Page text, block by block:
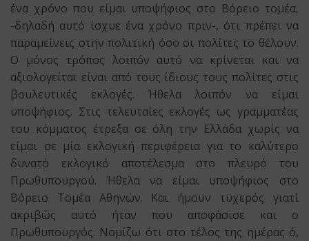
ένα χρόνο που είμαι υποψήφιος στο Βόρειο τομέα,
-δηλαδή αυτό ίσχυε ένα χρόνο πριν-, ότι πρέπει να
παραμείνεις στην πολιτική όσο οι πολίτες το θέλουν.
Ο μόνος τρόπος λοιπόν αυτό να κρίνεται και να
αξιολογείται είναι από τους ίδιους τους πολίτες στις
βουλευτικές εκλογές. Ήθελα λοιπόν να είμαι
υποψήφιος. Στις τελευταίες εκλογές ως γραμματέας
του κόμματος έτρεξα σε όλη την Ελλάδα χωρίς να
είμαι σε μία εκλογική περιφέρεια για το καλύτερο
δυνατό εκλογικό αποτέλεσμα στο πλευρό του
Πρωθυπουργού. Ήθελα να είμαι υποψήφιος στο
Βόρειο Τομέα Αθηνών. Και ήμουν τυχερός γιατί
ακριβώς αυτό ήταν που αποφάσισε και ο
Πρωθυπουργός. Νομίζω ότι στο τέλος της ημέρας ό,